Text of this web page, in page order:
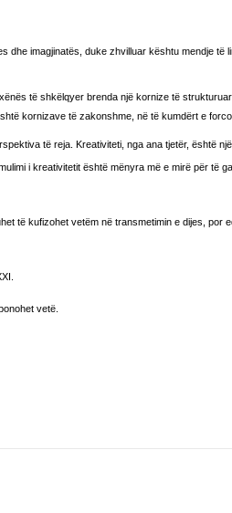
imagjinatës, duke zhvilluar kështu mendje të
të shkëlqyer brenda një kornize të
kornizave të zakonshme, në të kumdërt e
të reja. Kreativiteti, nga ana tjetër, është
i kreativitetit është mënyra më e mirë për të
të kufizohet vetëm në transmetimin e dijes, por
vetë.